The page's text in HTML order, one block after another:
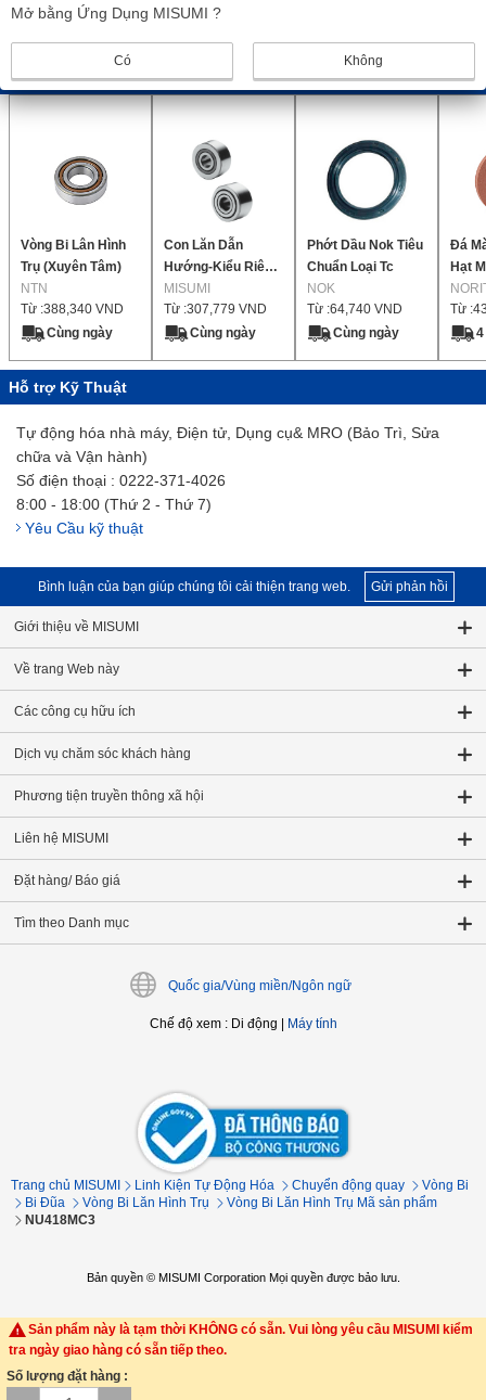
Cùng ngày
Sản phẩm bổ sung
Vòng Bi Lân Hình
Trụ (Xuyên Tâm)
NTN
Từ :388,340 VND
Cùng ngày
Con Lăn Dẫn
Hướng-Kiểu Riêng
Biệt / Loại Phẳng /
Có Vòng Đệm /
Không Có Vòng
MISUMI
Từ :307,779 VND
Cùng ngày
Phớt Dầu Nok Tiêu
Chuẩn Loại Tc
NOK
Từ :64,740 VND
Cùng ngày
Đá
Hạt
Từ :
Hỗ trợ Kỹ Thuật
Tự động hóa nhà máy, Điện tử, Dụng cụ& MRO (Bảo Trì, Sửa
chữa và Vận hành)
Số điện thoại : 0222-371-4026
8:00 - 18:00 (Thứ 2 - Thứ 7)
Yêu Cầu kỹ thuật
Bình luận của bạn giúp chúng tôi cải thiện trang web. Gửi phản hồi
Giới thiệu về MISUMI
Về trang Web này
Các công cụ hữu ích
Dịch vụ chăm sóc khách hàng
Phương tiện truyền thông xã hội
Liên hệ MISUMI
Đặt hàng/ Báo giá
Tìm theo Danh mục
Quốc gia/Vùng miền/Ngôn ngữ
Chế độ xem: Di động Máy tính
Trang chủ MISUMI Linh Kiện Tự Động Hóa Chuyển động quay
Vòng Bi
Bi Đũa
Vòng Bi Lăn Hình Trụ
Vòng Bi Lăn Hình Trụ Mã sản phẩm
NU418MC3
Bản quyền © MISUMI Corporation Mọi quyền được bảo lưu.
Sản phẩm này là tạm thời KHÔNG có sẵn. Vui lòng yêu cầu MISUMI kiểm
tra ngày giao hàng có sẵn tiếp theo.
Số lượng đặt hàng :
Mở bằng Ứng Dụng MISUMI ?
Có Không